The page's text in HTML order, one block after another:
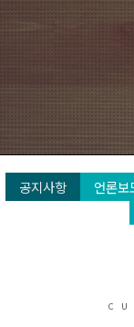
공지사항 언론보